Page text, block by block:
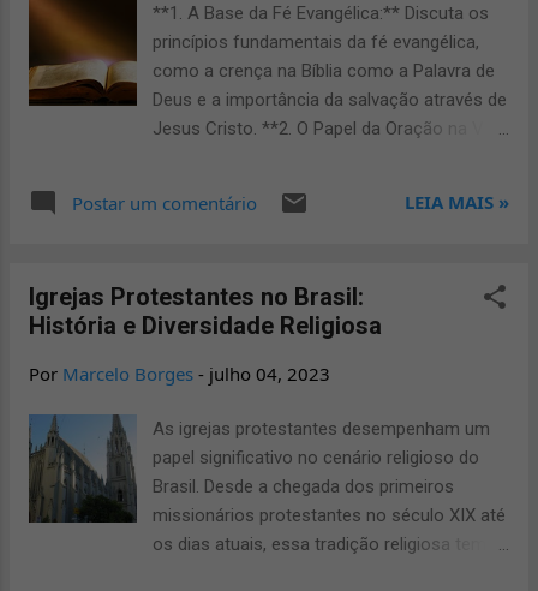
evangelho é a ideia de perdão e redenção.
Independentemente dos erros passados, o
evangelho oferece a promessa de um novo
começo, incentivando as pessoas a se
libertarem do peso do passado e a
possibilidades. 3. Esperança em Meio às
de esperança. A crença de que há um pro...
**1. A Base da Fé Evangélica:** Discuta os
princípios fundamentais da fé evangélica,
como a crença na Bíblia como a Palavra de
Deus e a importância da salvação através de
Jesus Cristo. **2. O Papel da Oração na Vida
mostrando como ela fortalece a conexão
Destaque a importância da comunidade na
fé evangélica, incluindo a participação ativa
como a comunhão fortalece a fé individual e
Desafios Modernos:** Aborde questões
contemporâneas à luz das Escrituras,
oferecendo orientações bíblicas para
enfrentar desafios como ansiedade,
estresse e incertezas. **5. Testemunhos
Postar um comentário LEIA MAIS »
Igrejas Protestantes no Brasil:
História e Diversidade Religiosa
Por Marcelo Borges - julho 04, 2023
As igrejas protestantes desempenham um
papel significativo no cenário religioso do
Brasil. Desde a chegada dos primeiros
missionários protestantes no século XIX até
os dias atuais, essa tradição religiosa tem